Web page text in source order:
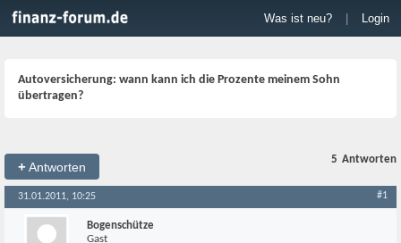
Was ist neu? Login
Autoversicherung: wann kann ich die Prozente meinem Sohn
übertragen?
+Antworten
5 Antworten
31.01.2011, 10:25 #1
Bogenschütze
Gast